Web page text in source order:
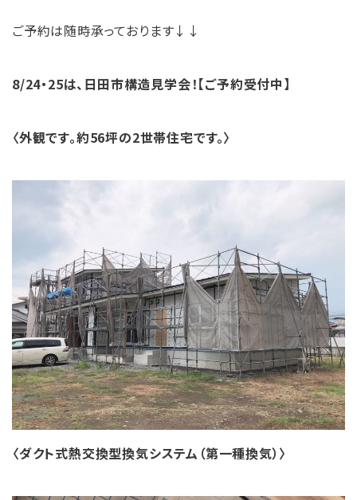
ご予約は随時承っております↓↓
8/24・25は、日田市構造見学会！【ご予約受付中】
〈外観です。約56坪の2世帯住宅です。〉
〈ダクト式熱交換型換気システム（第一種換気）〉